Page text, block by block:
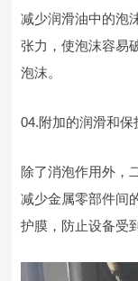
减少润滑油中的泡
张力，使泡沫容易
泡沫。
04.附加的润滑和保
除了消泡作用外，
减少金属零部件间
护膜，防止设备受